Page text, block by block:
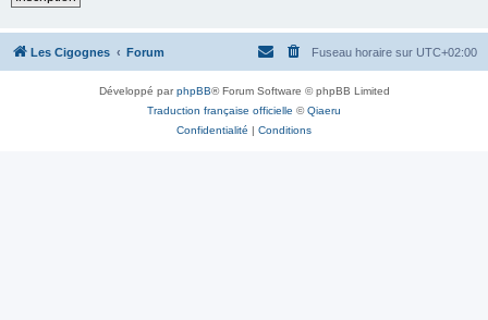
Les Cigognes Forum Fuseau horaire sur UTC+02:00
Développé parphpBB® Forum Software © phpBB Limited
Traduction française officielle ©Qiaeru
Confidentialité | Conditions